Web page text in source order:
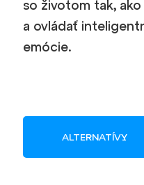
so životom tak,
a ovládať
emócie.
ALTERNATÍVY